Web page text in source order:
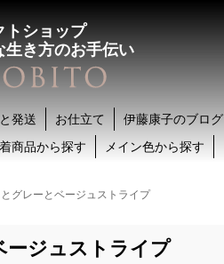
トショップ
生き方のお手伝い
発送 お仕立て
伊藤康子のブログ
商品から探す メイン色から探す
グレーとベージュストライプ
ジュストライプ